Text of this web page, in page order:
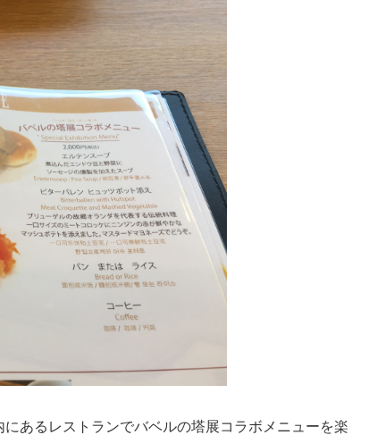
あるレストランでバベルの塔展コラボメニューを楽